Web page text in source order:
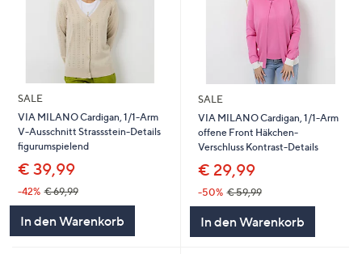
SALE
VIA MILANO Cardigan, 1/1-Arm
V-Ausschnitt Strassstein-Details
figurumspielend
€ 39,99
-42% € 69,99
In den Warenkorb
SALE
VIA MILANO Cardigan, 1/1-Arm
offene Front Häkchen-
Verschluss Kontrast-Details
€ 29,99
-50% € 59,99
In den Warenkorb